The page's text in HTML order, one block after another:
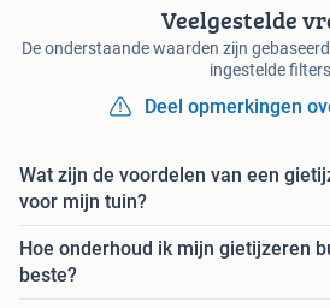
Veelgestelde
De onderstaande waarden zijn
ingestelde filters
Deel opmerkingen
Wat zijn de voordelen van een
voor mijn tuin?
Hoe onderhoud ik mijn gietijzeren
beste?